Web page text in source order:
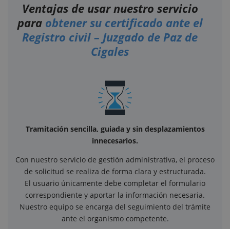
Ventajas de usar nuestro servicio
para obtener su certificado ante el
Registro civil – Juzgado de Paz de
Cigales
Tramitación sencilla, guiada y sin desplazamientos
innecesarios.
Con nuestro servicio de gestión administrativa, el proceso
de solicitud se realiza de forma clara y estructurada.
El usuario únicamente debe completar el formulario
correspondiente y aportar la información necesaria.
Nuestro equipo se encarga del seguimiento del trámite
ante el organismo competente.